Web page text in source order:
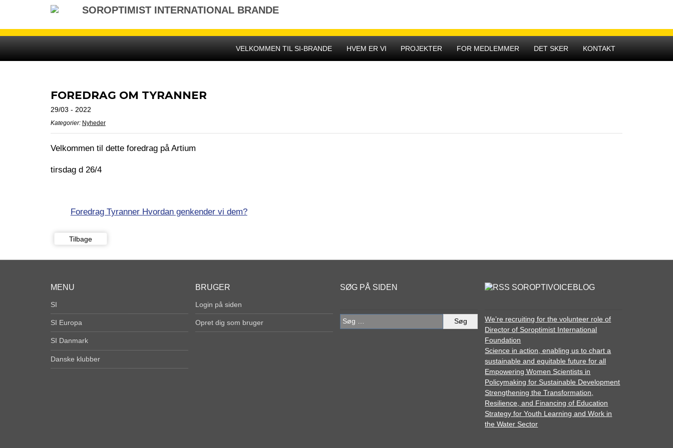
SOROPTIMIST INTERNATIONAL BRANDE
VELKOMMEN TIL SI-BRANDE
HVEM ER VI PROJEKTER FOR MEDLEMMER DET SKER KONTAKT
FOREDRAG OM TYRANNER
29/03 - 2022
Kategorier: Nyheder
Velkommen til dette foredrag på Artium
tirsdag d 26/4
Foredrag Tyranner Hvordan genkender vi dem?
Tilbage
MENU
SI
SI Europa
SI Danmark
Danske klubber
BRUGER
Login på siden
Opret dig som bruger
SØG PÅ SIDEN
Søg
efter:
SOROPTIVOICEBLOG
We’re recruiting for the volunteer role of
Director of Soroptimist International
Foundation
Science in action, enabling us to chart a
sustainable and equitable future for all
Empowering Women Scientists in
Policymaking for Sustainable Development
Strengthening the Transformation,
Resilience, and Financing of Education
Strategy for Youth Learning and Work in
the Water Sector